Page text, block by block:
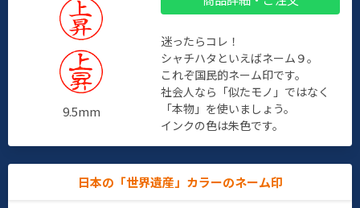
9.5mm
迷ったらコレ！
シャチハタといえばネーム９。
これぞ国民的ネーム印です。
社会人なら「似たモノ」ではなく
「本物」を使いましょう。
インクの色は朱色です。
日本の「世界遺産」カラーのネーム印